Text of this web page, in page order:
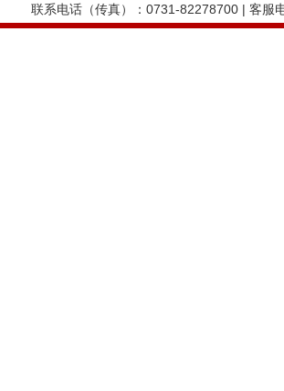
联系电话（传真）：0731-82278700 | 客服